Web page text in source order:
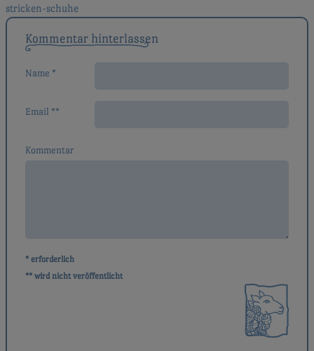
stricken-schuhe
Kommentar hinterlassen
Name *
Email **
Kommentar
* erforderlich
** wird nicht veröffentlicht